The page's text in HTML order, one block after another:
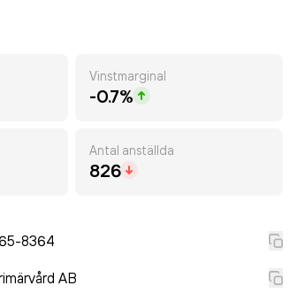
Vinstmarginal
-0.7%
Antal anställda
826
8364
AB